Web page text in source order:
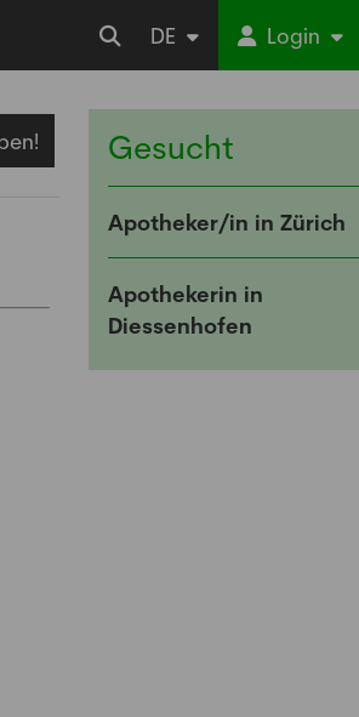
DE Login
Gesucht
Apotheker/in in Zürich
Apothekerin in
Diessenhofen